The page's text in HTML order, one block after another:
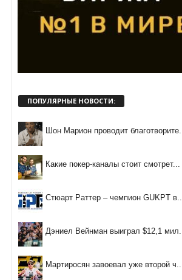
ПОПУЛЯРНЫЕ НОВОСТИ:
Шон Марион проводит благотворите...
Какие покер-каналы стоит смотрет...
Стюарт Раттер – чемпион GUKPT в...
Дэниел Вейнман выиграл $12,1 мил...
Мартиросян завоевал уже второй ч...